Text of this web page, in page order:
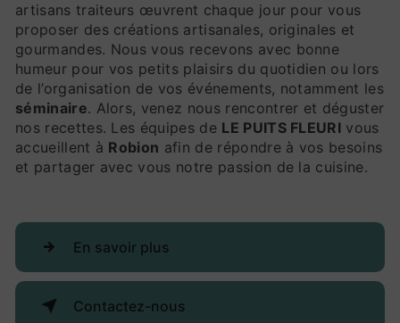
artisans traiteurs œuvrent chaque jour pour vous
proposer des créations artisanales, originales et
gourmandes. Nous vous recevons avec bonne
humeur pour vos petits plaisirs du quotidien ou lors
de l’organisation de vos événements, notamment les
séminaire. Alors, venez nous rencontrer et déguster
nos recettes. Les équipes de LE PUITS FLEURI vous
accueillent à Robion afin de répondre à vos besoins
et partager avec vous notre passion de la cuisine.
En savoir plus
Contactez-nous